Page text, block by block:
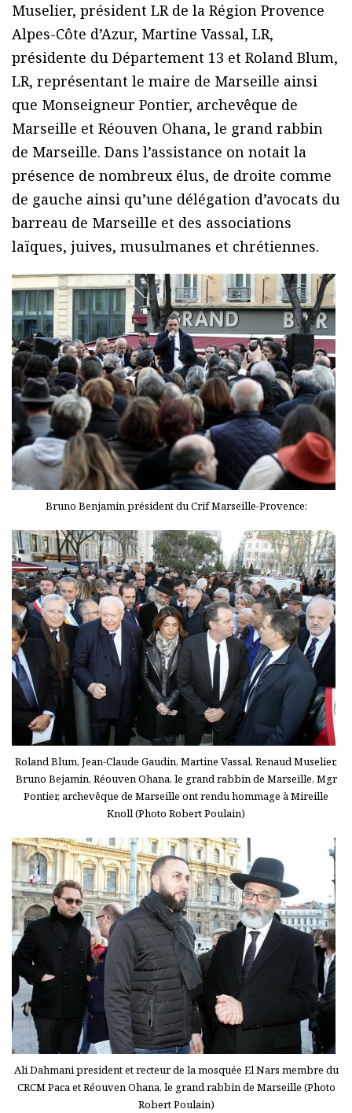
Muselier, président LR de la Région Provence
Alpes-Côte d’Azur, Martine Vassal, LR,
présidente du Département 13 et Roland Blum,
LR, représentant le maire de Marseille ainsi
que Monseigneur Pontier, archevêque de
Marseille et Réouven Ohana, le grand rabbin
de Marseille. Dans l’assistance on notait la
présence de nombreux élus, de droite comme
de gauche ainsi qu’une délégation d’avocats du
barreau de Marseille et des associations
laïques, juives, musulmanes et chrétiennes.
Bruno Benjamin président du Crif Marseille-Provence:
Roland Blum, Jean-Claude Gaudin, Martine Vassal, Renaud Muselier,
Bruno Bejamin, Réouven Ohana, le grand rabbin de Marseille, Mgr
Pontier, archevêque de Marseille ont rendu hommage à Mireille
Knoll (Photo Robert Poulain)
Ali Dahmani president et recteur de la mosquée El Nars membre du
CRCM Paca et Réouven Ohana, le grand rabbin de Marseille (Photo
Robert Poulain)